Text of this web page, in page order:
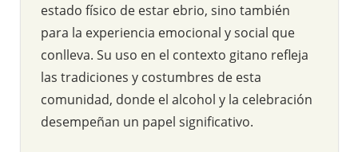
estado físico de estar ebrio, sino también
para la experiencia emocional y social que
conlleva. Su uso en el contexto gitano refleja
las tradiciones y costumbres de esta
comunidad, donde el alcohol y la celebración
desempeñan un papel significativo.